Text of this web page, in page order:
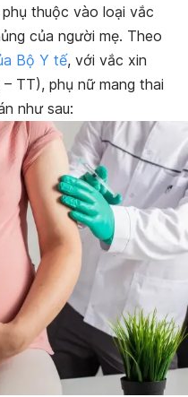
thuộc vào loại vắc
của người mẹ. Theo
Bộ Y tế, với vắc xin
TT), phụ nữ mang thai
như sau: